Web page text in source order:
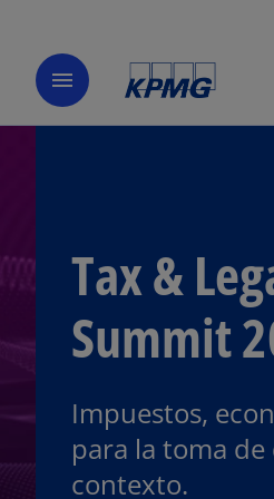
menu
Tax &
Summit
Impuestos,
para la toma
contexto.